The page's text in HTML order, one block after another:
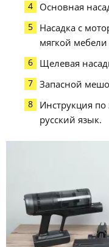
Основная
Насадка с
мягкой
Щелевая
Запасной
Инструкция по
русский язык.